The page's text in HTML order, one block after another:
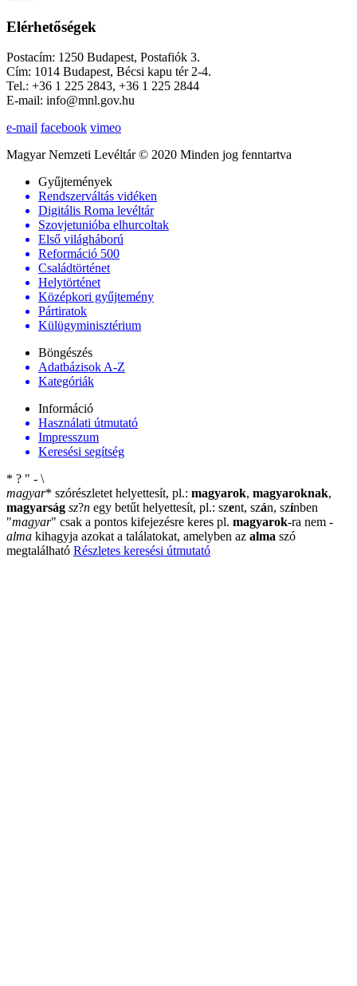
Elérhetőségek
Postacím: 1250 Budapest, Postafiók 3.
Cím: 1014 Budapest, Bécsi kapu tér 2-4.
Tel.: +36 1 225 2843, +36 1 225 2844
E-mail: info@mnl.gov.hu
e-mail facebook vimeo
Magyar Nemzeti Levéltár © 2020 Minden jog fenntartva
Gyűjtemények
Rendszerváltás vidéken
Digitális Roma levéltár
Szovjetunióba elhurcoltak
Első világháború
Reformáció 500
Családtörténet
Helytörténet
Középkori gyűjtemény
Pártiratok
Külügyminisztérium
Böngészés
Adatbázisok A-Z
Kategóriák
Információ
Használati útmutató
Impresszum
Keresési segítség
* ? " - \
magyar* szórészletet helyettesít, pl.: magyarok, magyaroknak,
magyarság sz?n egy betűt helyettesít, pl.: szent, szán, színben
"magyar" csak a pontos kifejezésre keres pl. magyarok-ra nem -
alma kihagyja azokat a találatokat, amelyben az alma szó
megtalálható Részletes keresési útmutató